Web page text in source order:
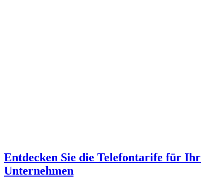
Entdecken Sie die Telefontarife für Ihr
Unternehmen